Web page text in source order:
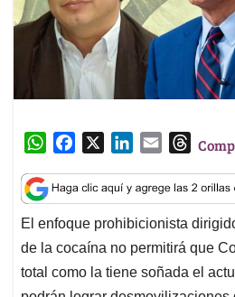
W
a
t
s
A
p
c
e
b
o
o
n
k
e
d
I
a
i
l
T
r
e
a
d
s
El enfoque prohibicionista
de la cocaína no permitirá que
total como la tiene soñada el